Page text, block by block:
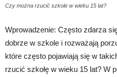
Czy można rzucić szkole w wieku 15 lat?
Wprowadzenie: Często zdarza
dobrze w szkole i rozważają
które często pojawiają się w
rzucić szkołę w wieku 15 lat? W